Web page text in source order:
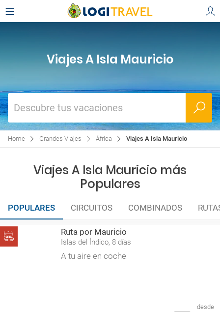
Viajes A Isla Mauricio
Descubre tus vacaciones
Home Grandes Viajes África Viajes A Isla Mauricio
Viajes A Isla Mauricio más
Populares
POPULARES CIRCUITOS COMBINADOS
Ruta por Mauricio
Islas del Índico, 8 días
A tu aire en coche
desde